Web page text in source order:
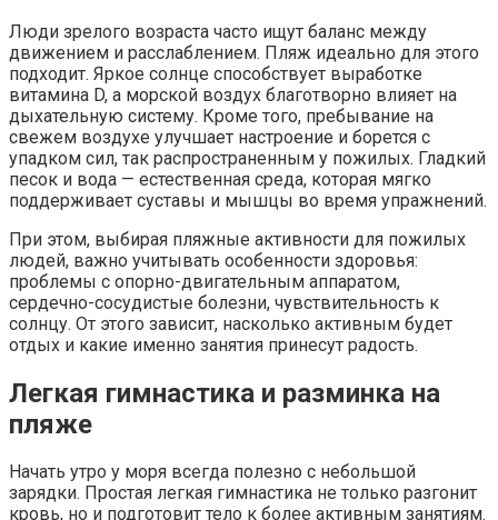
Люди зрелого возраста часто ищут баланс между
движением и расслаблением. Пляж идеально для этого
подходит. Яркое солнце способствует выработке
витамина D, а морской воздух благотворно влияет на
дыхательную систему. Кроме того, пребывание на
свежем воздухе улучшает настроение и борется с
упадком сил, так распространенным у пожилых. Гладкий
песок и вода — естественная среда, которая мягко
поддерживает суставы и мышцы во время упражнений.
При этом, выбирая пляжные активности для пожилых
людей, важно учитывать особенности здоровья:
проблемы с опорно-двигательным аппаратом,
сердечно-сосудистые болезни, чувствительность к
солнцу. От этого зависит, насколько активным будет
отдых и какие именно занятия принесут радость.
Легкая гимнастика и разминка на
пляже
Начать утро у моря всегда полезно с небольшой
зарядки. Простая легкая гимнастика не только разгонит
кровь, но и подготовит тело к более активным занятиям.